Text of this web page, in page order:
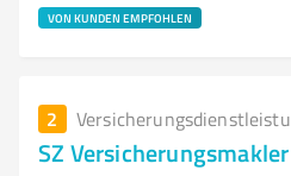
VON KUNDEN EMPFOHLEN
2
SZ Versicherungsmakler